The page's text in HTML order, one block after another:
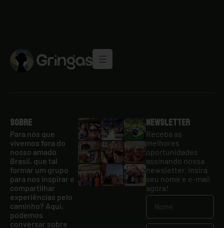
Sobre
Para nós que
vivemos fora do
nosso amado
Brasil, que tal
formar um grupo
para nos inspirar e
compartilhar
experiências pelo
caminho? Aqui,
podemos
conversar sobre
Newsletter
Receba as
melhores
oportunidades
assinando nossa
newsletter. Insira
seu nome e e-mail
agora!